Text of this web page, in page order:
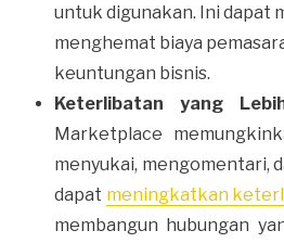
untuk digunakan. Ini dapat
menghemat biaya
keuntungan bisnis.
Keterlibatan yang
Marketplace
menyukai, mengomentari,
dapat meningkatkan
membangun hubungan